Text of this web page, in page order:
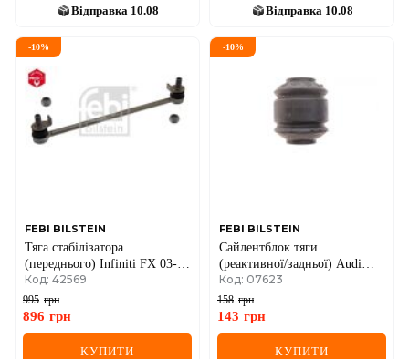
Відправка 10.08 Відправка 10.08
-10%
FEBI BILSTEIN
Тяга стабілізатора
(переднього) Infiniti FX 03-08
(L=320.5mm)
Код: 42569
995 грн
896 грн
КУПИТИ
-10%
FEBI BILSTEIN
Сайлентблок тяги
(реактивної/задньої) Audi
90/100/A6 84-97
Код: 07623
158 грн
143 грн
КУПИТИ